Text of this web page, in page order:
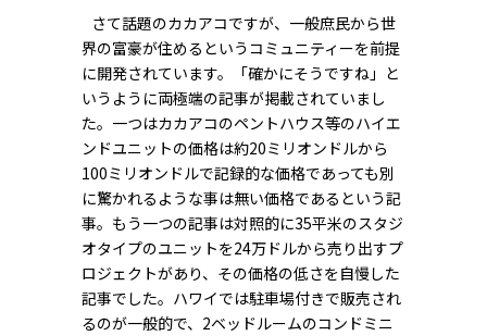
さて話題のカカアコですが、一般庶民から世
界の富豪が住めるというコミュニティーを前提
に開発されています。「確かにそうですね」と
いうように両極端の記事が掲載されていまし
た。一つはカカアコのペントハウス等のハイエ
ンドユニットの価格は約20ミリオンドルから
100ミリオンドルで記録的な価格であっても別
に驚かれるような事は無い価格であるという記
事。もう一つの記事は対照的に35平米のスタジ
オタイプのユニットを24万ドルから売り出すプ
ロジェクトがあり、その価格の低さを自慢した
記事でした。ハワイでは駐車場付きで販売され
るのが一般的で、2ベッドルームのコンドミニ